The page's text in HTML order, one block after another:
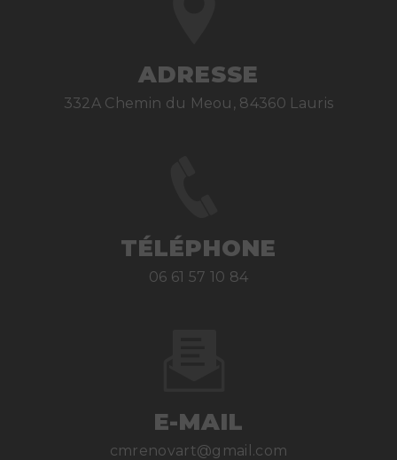
ADRESSE
332A Chemin du Meou, 84360 Lauris
TÉLÉPHONE
06 61 57 10 84
E-MAIL
cmrenovart@gmail.com